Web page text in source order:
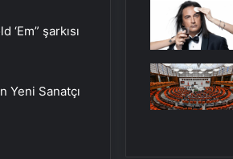
şarkısı
Yeni Sanatçı